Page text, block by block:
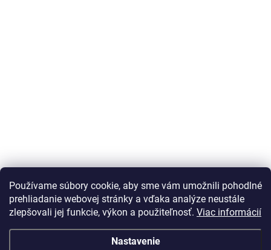
Používame súbory cookie, aby sme vám umožnili pohodlné
prehliadanie webovej stránky a vďaka analýze neustále
zlepšovali jej funkcie, výkon a použiteľnosť. Viac informácií
Nastavenie
Vážený zákazník Info o DOT pneu nepodávame, vek